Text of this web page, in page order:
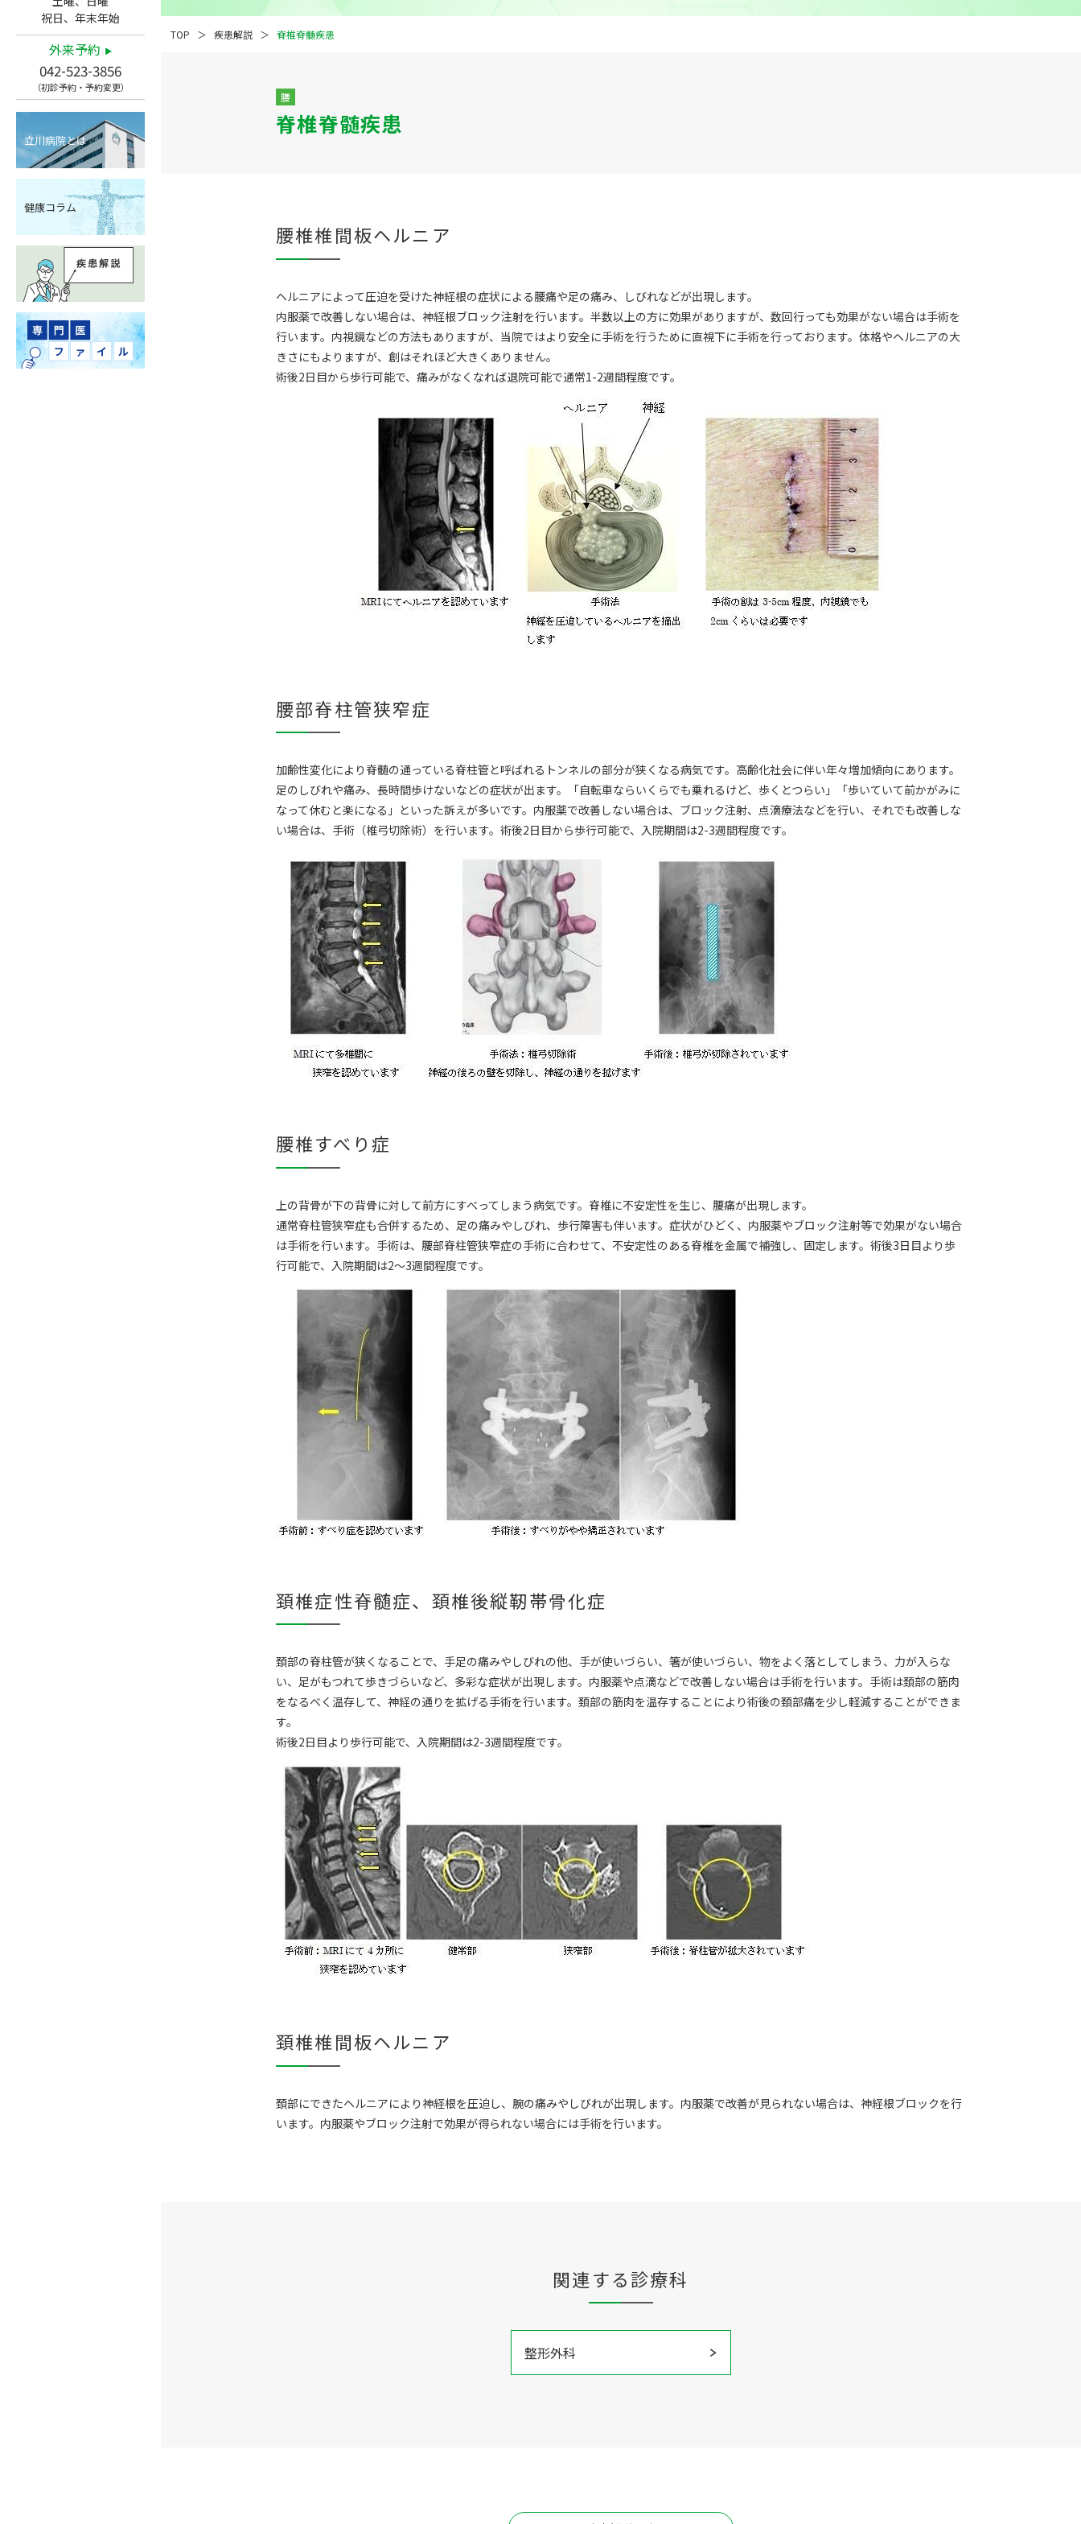
祝日、年末年始
外来予約
042-523-3856
（初診予約・予約変更）
立川病院とは
健康コラム
TOP 疾患解説 脊椎脊髄疾患
腰
脊椎脊髄疾患
腰椎椎間板ヘルニア
ヘルニアによって圧迫を受けた神経根の症状による腰痛や足の痛み、しびれなどが出現します。
内服薬で改善しない場合は、神経根ブロック注射を行います。半数以上の方に効果がありますが、数回行っても効果がない場合は手術を
行います。内視鏡などの方法もありますが、当院ではより安全に手術を行うために直視下に手術を行っております。体格やヘルニアの大
きさにもよりますが、創はそれほど大きくありません。
術後2日目から歩行可能で、痛みがなくなれば退院可能で通常1-2週間程度です。
腰部脊柱管狭窄症
加齢性変化により脊髄の通っている脊柱管と呼ばれるトンネルの部分が狭くなる病気です。高齢化社会に伴い年々増加傾向にあります。
足のしびれや痛み、長時間歩けないなどの症状が出ます。「自転車ならいくらでも乗れるけど、歩くとつらい」「歩いていて前かがみに
なって休むと楽になる」といった訴えが多いです。内服薬で改善しない場合は、ブロック注射、点滴療法などを行い、それでも改善しな
い場合は、手術（椎弓切除術）を行います。術後2日目から歩行可能で、入院期間は2-3週間程度です。
腰椎すべり症
上の背骨が下の背骨に対して前方にすべってしまう病気です。脊椎に不安定性を生じ、腰痛が出現します。
通常脊柱管狭窄症も合併するため、足の痛みやしびれ、歩行障害も伴います。症状がひどく、内服薬やブロック注射等で効果がない場合
は手術を行います。手術は、腰部脊柱管狭窄症の手術に合わせて、不安定性のある脊椎を金属で補強し、固定します。術後3日目より歩
行可能で、入院期間は2～3週間程度です。
頚椎症性脊髄症、頚椎後縦靭帯骨化症
頚部の脊柱管が狭くなることで、手足の痛みやしびれの他、手が使いづらい、箸が使いづらい、物をよく落としてしまう、力が入らな
い、足がもつれて歩きづらいなど、多彩な症状が出現します。内服薬や点滴などで改善しない場合は手術を行います。手術は頚部の筋肉
をなるべく温存して、神経の通りを拡げる手術を行います。頚部の筋肉を温存することにより術後の頚部痛を少し軽減することができま
す。
術後2日目より歩行可能で、入院期間は2-3週間程度です。
頚椎椎間板ヘルニア
頚部にできたヘルニアにより神経根を圧迫し、腕の痛みやしびれが出現します。内服薬で改善が見られない場合は、神経根ブロックを行
います。内服薬やブロック注射で効果が得られない場合には手術を行います。
関連する診療科
整形外科